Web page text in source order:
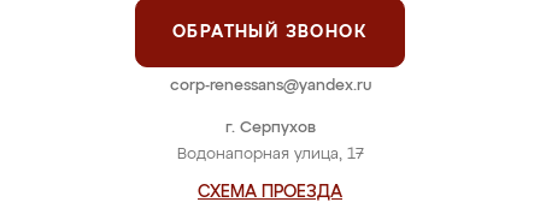
г. Серпухов
Водонапорная улица, 17
СХЕМА ПРОЕЗДА
ОБРАТНЫЙ ЗВОНОК
corp-renessans@yandex.ru